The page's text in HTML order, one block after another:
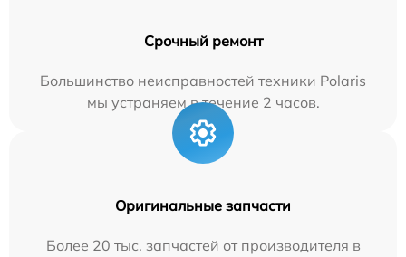
Срочный ремонт
Большинство неисправностей техники Polaris
мы устраняем в течение 2 часов.
Оригинальные запчасти
Более 20 тыс. запчастей от производителя в